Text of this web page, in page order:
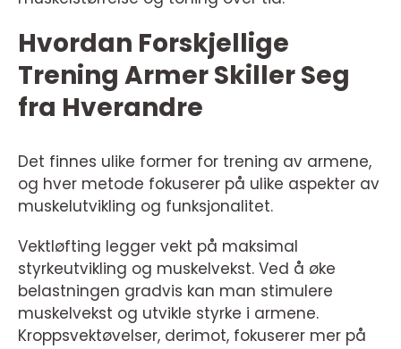
Hvordan Forskjellige
Trening Armer Skiller Seg
fra Hverandre
Det finnes ulike former for trening av armene,
og hver metode fokuserer på ulike aspekter av
muskelutvikling og funksjonalitet.
Vektløfting legger vekt på maksimal
styrkeutvikling og muskelvekst. Ved å øke
belastningen gradvis kan man stimulere
muskelvekst og utvikle styrke i armene.
Kroppsvektøvelser, derimot, fokuserer mer på